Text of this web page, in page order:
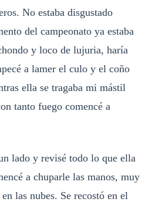
No estaba disgustado
del campeonato ya estaba
y loco de lujuria, haría
a lamer el culo y el coño
ella se tragaba mi mástil
tanto fuego comencé a
lado y revisé todo lo que ella
a chuparle las manos, muy
las nubes. Se recostó en el